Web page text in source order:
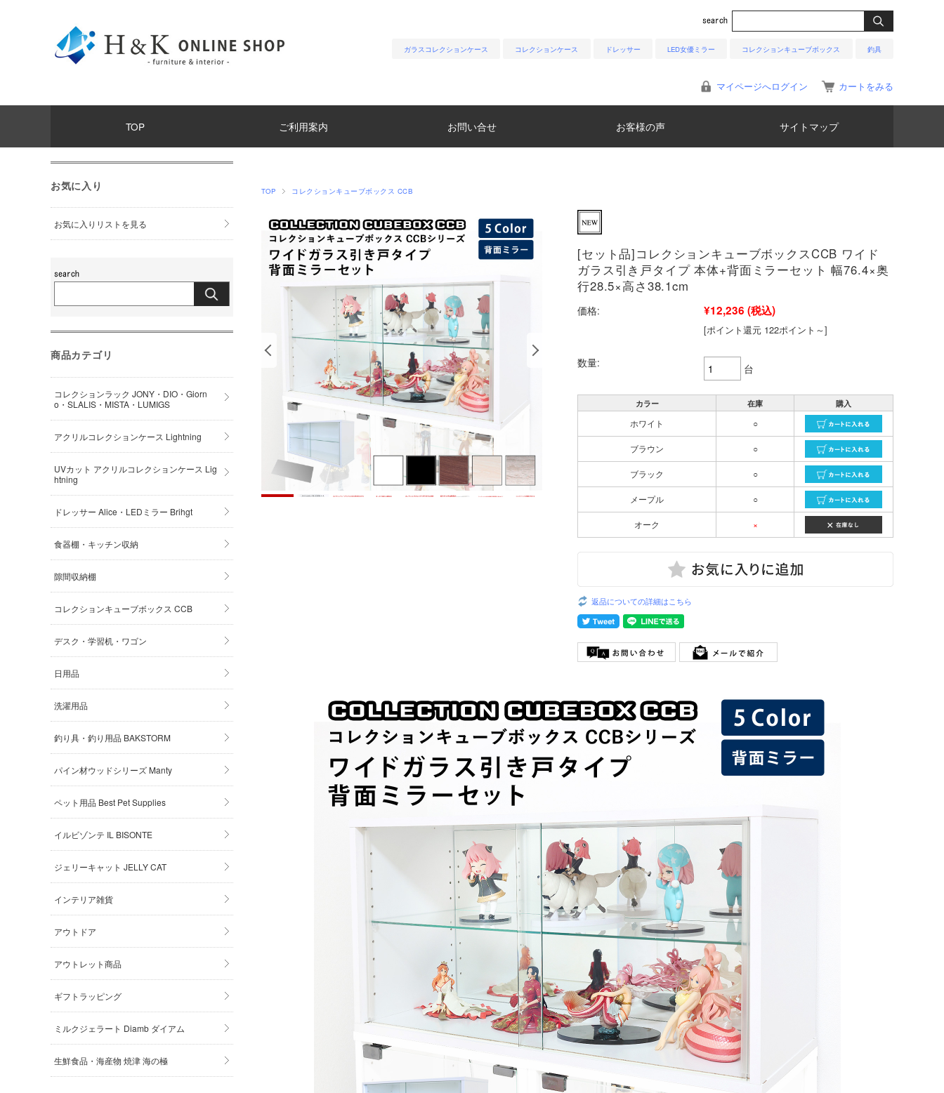
ガラスコレクションケース コレクションケース ドレッサー LED女優ミラー コレクションキューブボックス 釣具
マイページへログイン カートをみる
TOP ご利用案内 お問い合せ お客様の声 サイトマップ
TOP コレクションキューブボックス CCB
[セット品]コレクションキューブボックスCCB ワイド
ガラス引き戸タイプ 本体+背面ミラーセット 幅76.4×奥
行28.5×高さ38.1cm
価格: ¥12,236 (税込)
[ポイント還元 122ポイント～]
数量: 台
カラー 在庫 購入
ホワイト ○
ブラウン ○
ブラック ○
メープル ○
オーク ×
返品についての詳細はこちら
お気に入り
お気に入りリストを見る
商品カテゴリ
コレクションラック JONY・DIO・Giorn
o・SLALIS・MISTA・LUMIGS
アクリルコレクションケース Lightning
UVカット アクリルコレクションケース Lig
htning
ドレッサー Alice・LEDミラー Brihgt
食器棚・キッチン収納
隙間収納棚
コレクションキューブボックス CCB
デスク・学習机・ワゴン
日用品
洗濯用品
釣り具・釣り用品 BAKSTORM
パイン材ウッドシリーズ Manty
ペット用品 Best Pet Supplies
イルビゾンテ IL BISONTE
ジェリーキャット JELLY CAT
インテリア雑貨
アウトドア
アウトレット商品
ギフトラッピング
ミルクジェラート Diamb ダイアム
生鮮食品・海産物 焼津 海の極